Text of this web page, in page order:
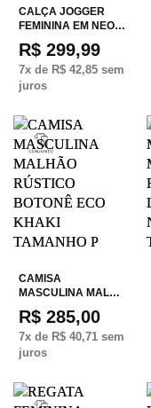
CALÇA JOGGER
FEMININA EM NEO…
R$ 299,99
7x de R$ 42,85 sem
juros
CAMISA
MASCULINA MAL…
R$ 285,00
7x de R$ 40,71 sem
juros